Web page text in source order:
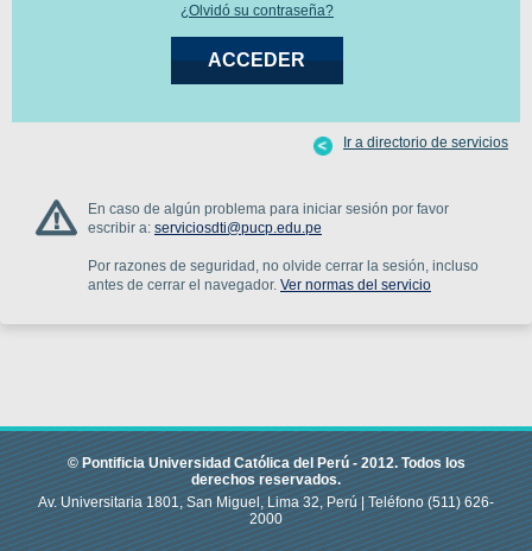
¿Olvidó su contraseña?
En caso de algún problema para iniciar sesión por favor
escribir a: serviciosdti@pucp.edu.pe
Por razones de seguridad, no olvide cerrar la sesión, incluso
antes de cerrar el navegador. Ver normas del servicio
Ir a directorio de servicios
© Pontificia Universidad Católica del Perú -2012.Todos los
derechos reservados.
Av. Universitaria 1801, San Miguel, Lima 32, Perú |Teléfono(511) 626-
2000